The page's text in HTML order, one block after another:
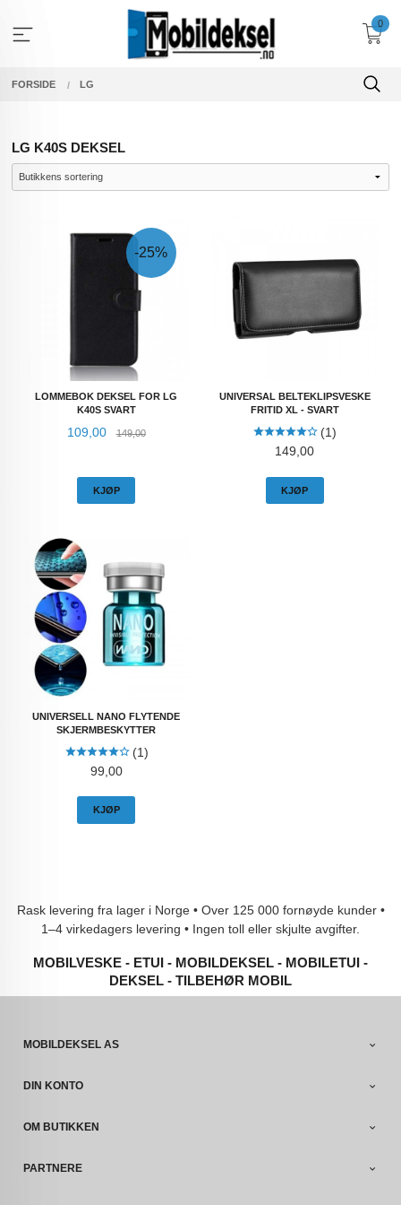
innholdet
0
FORSIDE LG
LG K40S DEKSEL
LOMMEBOK DEKSEL FOR LG
K40S SVART
Tilbud
109,00 149,00Rabatt
-25%
KJØP
UNIVERSAL BELTEKLIPSVESKE
FRITID XL - SVART
(1)
Pris
149,00
KJØP
UNIVERSELL NANO FLYTENDE
SKJERMBESKYTTER
(1)
Pris
99,00
KJØP
Rask levering fra lager i Norge • Over 125 000 fornøyde kunder •
1–4 virkedagers levering • Ingen toll eller skjulte avgifter.
MOBILVESKE - ETUI - MOBILDEKSEL - MOBILETUI -
DEKSEL - TILBEHØR MOBIL
MOBILDEKSEL AS
DIN KONTO
OM BUTIKKEN
PARTNERE